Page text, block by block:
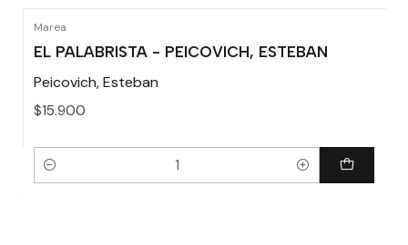
Marea
EL PALABRISTA - PEICOVICH, ESTEBAN
Peicovich, Esteban
$15.900
Cantidad